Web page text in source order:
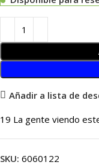
Añadir a lista de
19 La gente viendo
SKU: 6060122